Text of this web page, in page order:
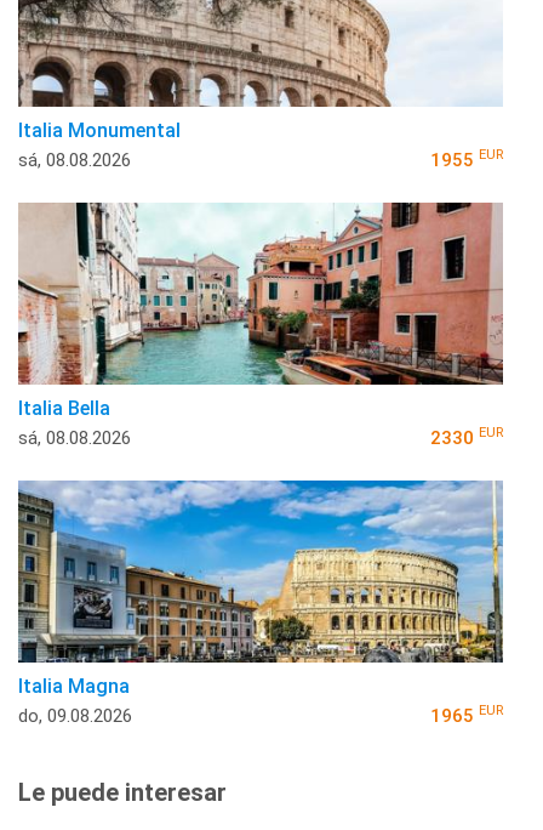
Italia Monumental
sá, 08.08.2026 1955 EUR
Italia Bella
sá, 08.08.2026 2330 EUR
Italia Magna
do, 09.08.2026 1965 EUR
Le puede interesar